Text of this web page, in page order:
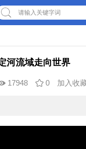
请输入关键字词
河流域走向世界
17948 0 加入收